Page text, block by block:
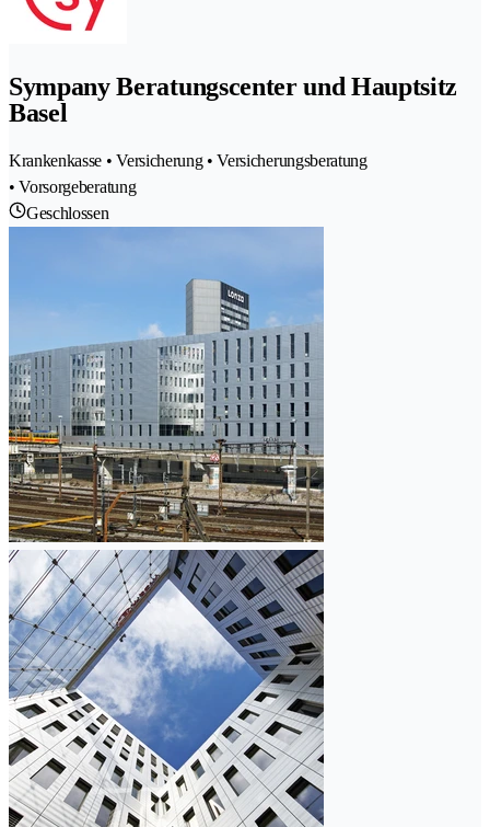
Sympany Beratungscenter und Hauptsitz
Basel
Krankenkasse • Versicherung • Versicherungsberatung
• Vorsorgeberatung
Geschlossen